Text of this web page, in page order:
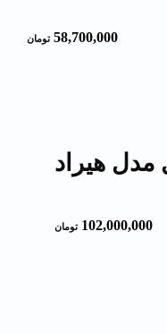
58,700,000 تومان
102,000,000 تومان